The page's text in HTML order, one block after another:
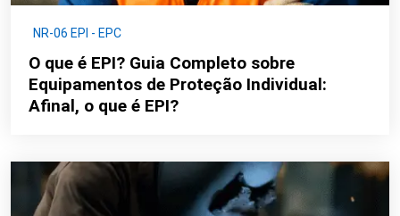
NR-06 EPI - EPC
O que é EPI? Guia Completo sobre
Equipamentos de Proteção Individual:
Afinal, o que é EPI?